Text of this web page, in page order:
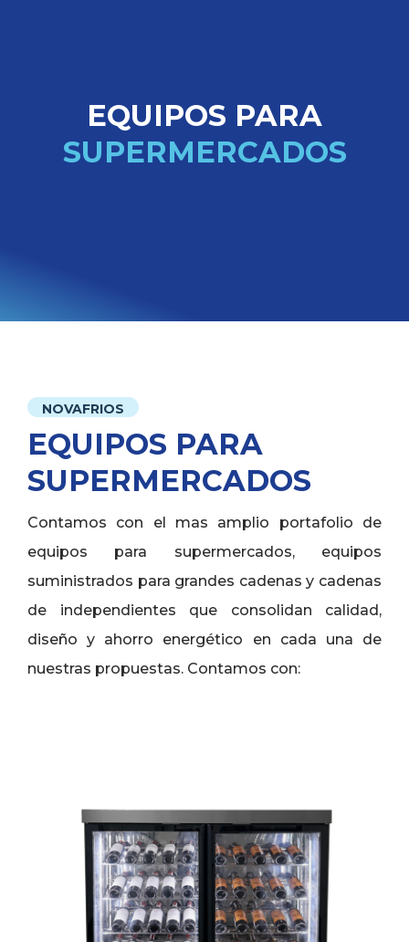
EQUIPOS PARA
SUPERMERCADOS
NOVAFRIOS
EQUIPOS PARA
SUPERMERCADOS
Contamos con el mas amplio portafolio de
equipos para supermercados, equipos
suministrados para grandes cadenas y cadenas
de independientes que consolidan calidad,
diseño y ahorro energético en cada una de
nuestras propuestas. Contamos con: